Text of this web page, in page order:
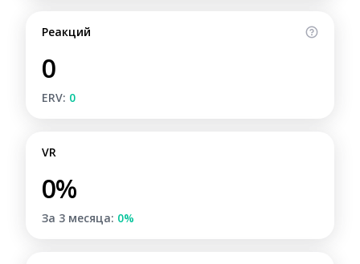
Реакций
0
ERV: 0
VR
0%
За 3 месяца: 0%